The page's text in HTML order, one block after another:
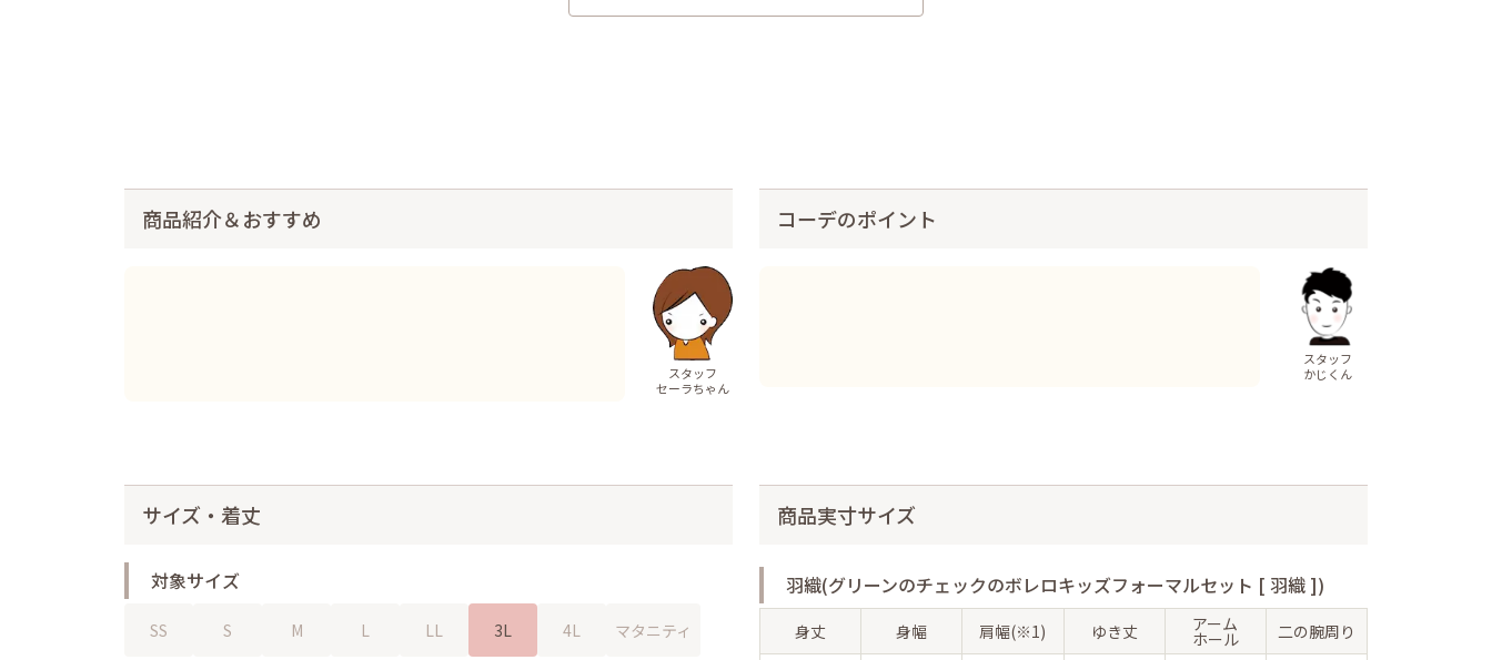
商品紹介＆おすすめ
スタッフ
セーラちゃん
コーデのポイント
スタッフ
かじくん
サイズ・着丈
対象サイズ
SS S M L LL 3L 4L マタニティ
商品実寸サイズ
羽織(グリーンのチェックのボレロキッズフォーマルセット [ 羽織 ])
身丈 身幅 肩幅(※1) ゆき丈 アーム
ホール
二の腕周り